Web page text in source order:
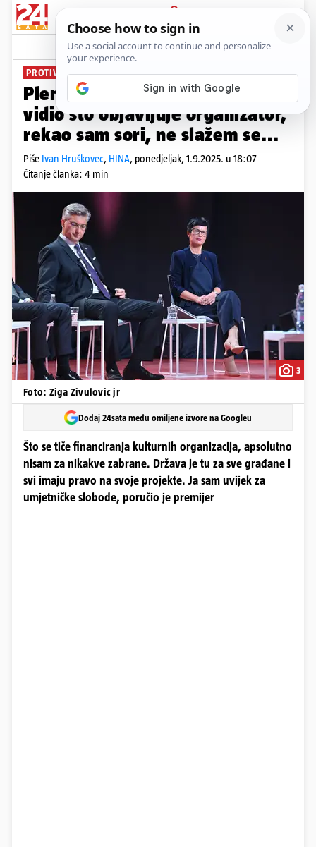
PRIJAVA
News Komentari
PROTIVI SE ZABRANAMA
Plenković o Benkovcu: Kad sam
vidio što objavljuje organizator,
rekao sam sori, ne slažem se...
Piše Ivan Hruškovec, HINA, ponedjeljak, 1.9.2025. u 18:07
Čitanje članka: 4 min
3
Foto: Ziga Zivulovic jr
Dodaj 24sata među omiljene izvore na Googleu
Što se tiče financiranja kulturnih organizacija, apsolutno
nisam za nikakve zabrane. Država je tu za sve građane i
svi imaju pravo na svoje projekte. Ja sam uvijek za
umjetničke slobode, poručio je premijer